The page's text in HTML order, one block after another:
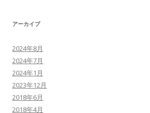
アーカイブ
2024年8月
2024年7月
2024年1月
2023年12月
2018年6月
2018年4月